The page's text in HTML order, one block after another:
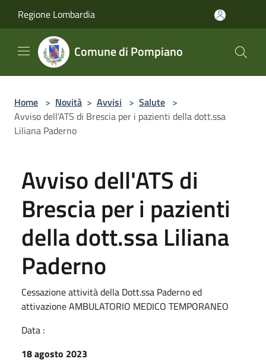
Regione Lombardia
Comune di Pompiano
Home > Novità > Avvisi > Salute >
Avviso dell'ATS di Brescia per i pazienti della dott.ssa
Liliana Paderno
Avviso dell'ATS di
Brescia per i pazienti
della dott.ssa Liliana
Paderno
Cessazione attività della Dott.ssa Paderno ed
attivazione AMBULATORIO MEDICO TEMPORANEO
Data :
18 agosto 2023